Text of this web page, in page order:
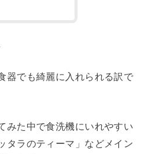
器でも綺麗に入れられる訳で
みた中で食洗機にいれやすい
タラのティーマ」などメイン